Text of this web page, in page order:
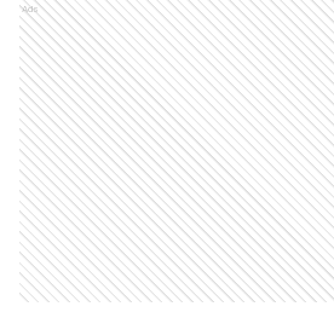
Ads